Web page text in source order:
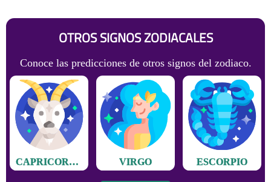
OTROS SIGNOS ZODIACALES
Conoce las predicciones de otros signos del zodiaco.
CAPRICORNIO VIRGO ESCORPIO